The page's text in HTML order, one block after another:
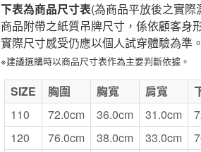
下表為商品尺寸表(為商品平放後之實際
商品附帶之紙質吊牌尺寸，係依顧客身
實際尺寸感受仍應以個人試穿體驗為準。
※建議選購時以商品尺寸表作為主要判斷依據。
SIZE 胸圍 胸寬 肩寬
110
72.0cm 36.0cm 31.0cm
120
76.0cm 38.0cm 33.0cm